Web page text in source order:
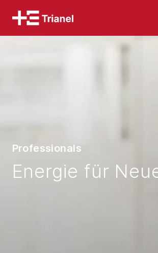
Energie für
Professionals